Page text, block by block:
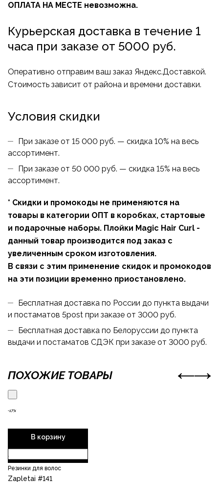
ОПЛАТА НА МЕСТЕ невозможна.
Курьерская доставка в течение 1
часа при заказе от 5000 руб.
Оперативно отправим ваш заказ Яндекс.Доставкой.
Стоимость зависит от района и времени доставки.
Условия скидки
При заказе от 15 000 руб. — скидка 10% на весь
ассортимент.
При заказе от 50 000 руб. — скидка 15% на весь
ассортимент.
* Скидки и промокоды не применяются на
товары в категории ОПТ в коробках, стартовые
и подарочные наборы. Плойки Magic Hair Curl -
данный товар производится под заказ с
увеличенным сроком изготовления.
В связи с этим применение скидок и промокодов
на эти позиции временно приостановлено.
Бесплатная доставка по России до пункта выдачи
и постаматов 5post при заказе от 3000 руб.
Бесплатная доставка по Белоруссии до пункта
выдачи и постаматов СДЭК при заказе от 3000 руб.
ПОХОЖИЕ ТОВАРЫ
-17%
В корзину
Резинки для волос
Zapletai #141